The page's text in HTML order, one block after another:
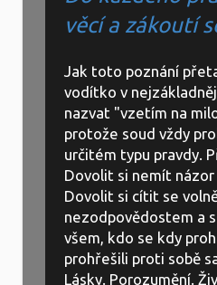
věcí a zákoutí
Jak toto poznání
vodítko v
nazvat "vzetím na
protože soud vždy
určitém typu pravdy.
Dovolit si nemít
Dovolit si cítit se
nezodpovědostem a
všem, kdo se kdy
prohřešili proti sobě
Lásky. Porozumění.